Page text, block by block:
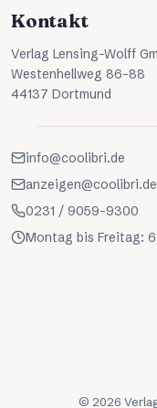
Kontakt
Verlag Lensing-Wolff
Westenhellweg 86-88
44137 Dortmund
info@coolibri.de
anzeigen@coolibri.de
0231 / 9059-9300
Montag bis Freitag:
© 2026